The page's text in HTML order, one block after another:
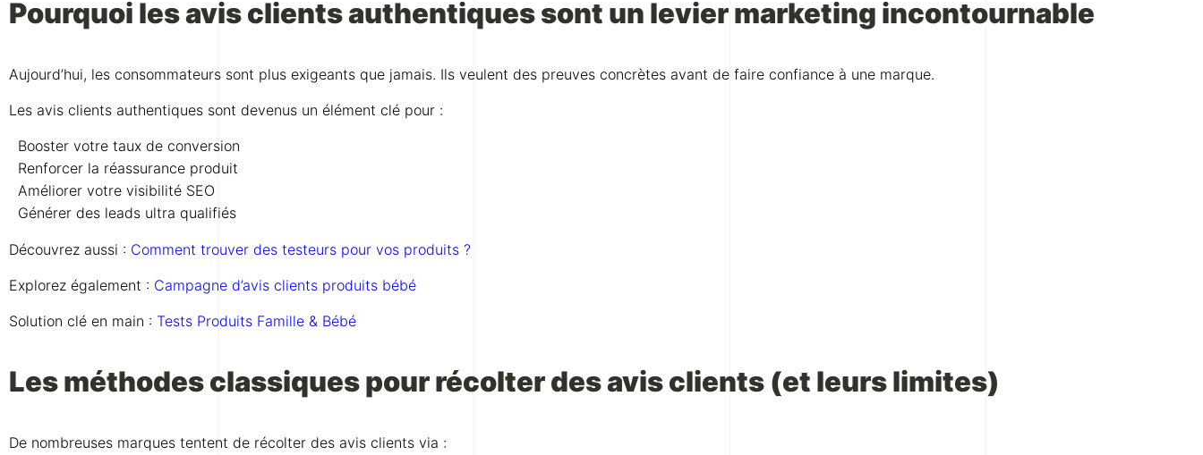
Pourquoi les avis clients authentiques sont un levier marketing incontournable
Aujourd’hui, les consommateurs sont plus exigeants que jamais. Ils veulent des preuves concrètes avant de faire confiance à une marque.
Les avis clients authentiques sont devenus un élément clé pour :
Booster votre taux de conversion
Renforcer la réassurance produit
Améliorer votre visibilité SEO
Générer des leads ultra qualifiés
Découvrez aussi : Comment trouver des testeurs pour vos produits ?
Explorez également : Campagne d’avis clients produits bébé
Solution clé en main : Tests Produits Famille & Bébé
Les méthodes classiques pour récolter des avis clients (et leurs limites)
De nombreuses marques tentent de récolter des avis clients via :